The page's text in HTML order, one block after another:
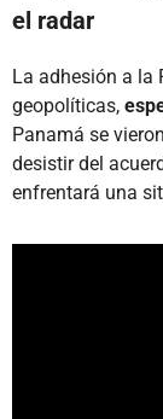
el radar
La adhesión a la
geopolíticas,
Panamá se
desistir del
enfrentará una